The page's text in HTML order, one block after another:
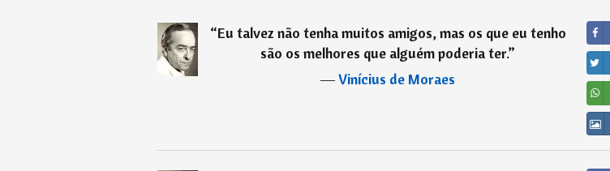
“Eu talvez não tenha muitos amigos, mas os que eu tenho
são os melhores que alguém poderia ter.”
―Vinícius de Moraes